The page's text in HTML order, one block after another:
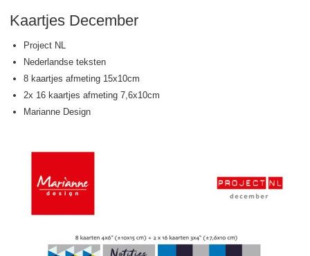
Kaartjes December
Project NL
Nederlandse teksten
8 kaartjes afmeting 15x10cm
2x 16 kaartjes afmeting 7,6x10cm
Marianne Design